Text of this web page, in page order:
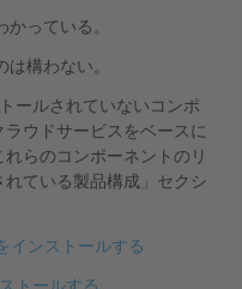
かっている。
は構わない。
ールされていないコンポ
ウドサービスをベースに
らのコンポーネントのリ
ている製品構成」セクシ
インストールする